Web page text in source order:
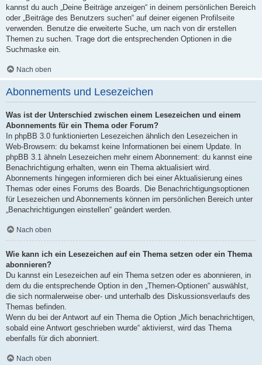
kannst du auch „Deine Beiträge anzeigen“ in deinem persönlichen Bereich
oder „Beiträge des Benutzers suchen“ auf deiner eigenen Profilseite
verwenden. Benutze die erweiterte Suche, um nach von dir erstellen
Themen zu suchen. Trage dort die entsprechenden Optionen in die
Suchmaske ein.
Nach oben
Abonnements und Lesezeichen
Was ist der Unterschied zwischen einem Lesezeichen und einem
Abonnements für ein Thema oder Forum?
In phpBB 3.0 funktionierten Lesezeichen ähnlich den Lesezeichen in
Web-Browsern: du bekamst keine Informationen bei einem Update. In
phpBB 3.1 ähneln Lesezeichen mehr einem Abonnement: du kannst eine
Benachrichtigung erhalten, wenn ein Thema aktualisiert wird.
Abonnements hingegen informieren dich bei einer Aktualisierung eines
Themas oder eines Forums des Boards. Die Benachrichtigungsoptionen
für Lesezeichen und Abonnements können im persönlichen Bereich unter
„Benachrichtigungen einstellen“ geändert werden.
Nach oben
Wie kann ich ein Lesezeichen auf ein Thema setzen oder ein Thema
abonnieren?
Du kannst ein Lesezeichen auf ein Thema setzen oder es abonnieren, in
dem du die entsprechende Option in den „Themen-Optionen“ auswählst,
die sich normalerweise ober- und unterhalb des Diskussionsverlaufs des
Themas befinden.
Wenn du bei der Antwort auf ein Thema die Option „Mich benachrichtigen,
sobald eine Antwort geschrieben wurde“ aktivierst, wird das Thema
ebenfalls für dich abonniert.
Nach oben